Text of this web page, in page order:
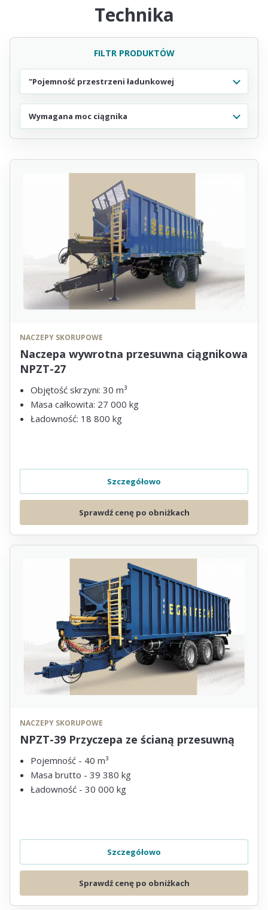
Technika
FILTR PRODUKTÓW
"Pojemność przestrzeni ładunkowej
Wymagana moc ciągnika
NACZEPY SKORUPOWE
Naczepa wywrotna przesuwna ciągnikowa
NPZT-27
Objętość skrzyni: 30 m³
Masa całkowita: 27 000 kg
Ładowność: 18 800 kg
Szczegółowo
Sprawdź cenę po obniżkach
NACZEPY SKORUPOWE
NPZT-39 Przyczepa ze ścianą przesuwną
Pojemność - 40 m³
Masa brutto - 39 380 kg
Ładowność - 30 000 kg
Szczegółowo
Sprawdź cenę po obniżkach